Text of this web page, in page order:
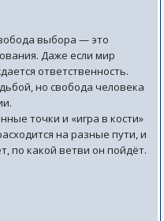
выбора — это
Даже если мир
ответственность.
но свобода человека
точки и «игра в кости»
на разные пути, и
по какой ветви он пойдёт.